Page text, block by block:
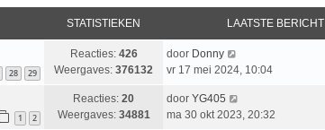
h
t
e
b
r
h
t
t
e
b
r
i
STATISTIEKEN LAATSTE BERICHT
28 29
Reacties: 426
Weergaves: 376132
L
a
t
s
door Donny
vr 17 mei 2024, 10:04
1 2
Reacties: 20
Weergaves: 34881
L
a
door YG405
ma 30 okt 2023, 20:32